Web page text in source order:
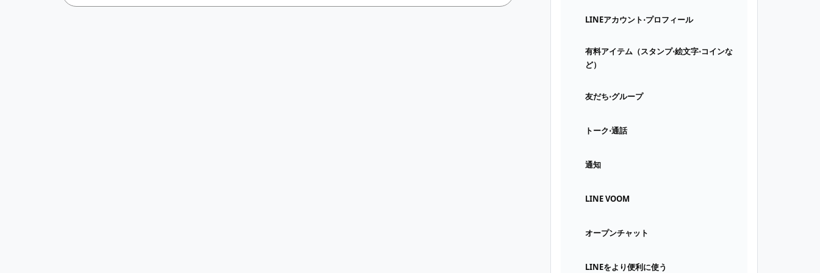
LINEアカウント⋅プロフィール
有料アイテム（スタンプ⋅絵文字⋅コインな
ど）
友だち⋅グループ
トーク⋅通話
通知
LINE VOOM
オープンチャット
LINEをより便利に使う